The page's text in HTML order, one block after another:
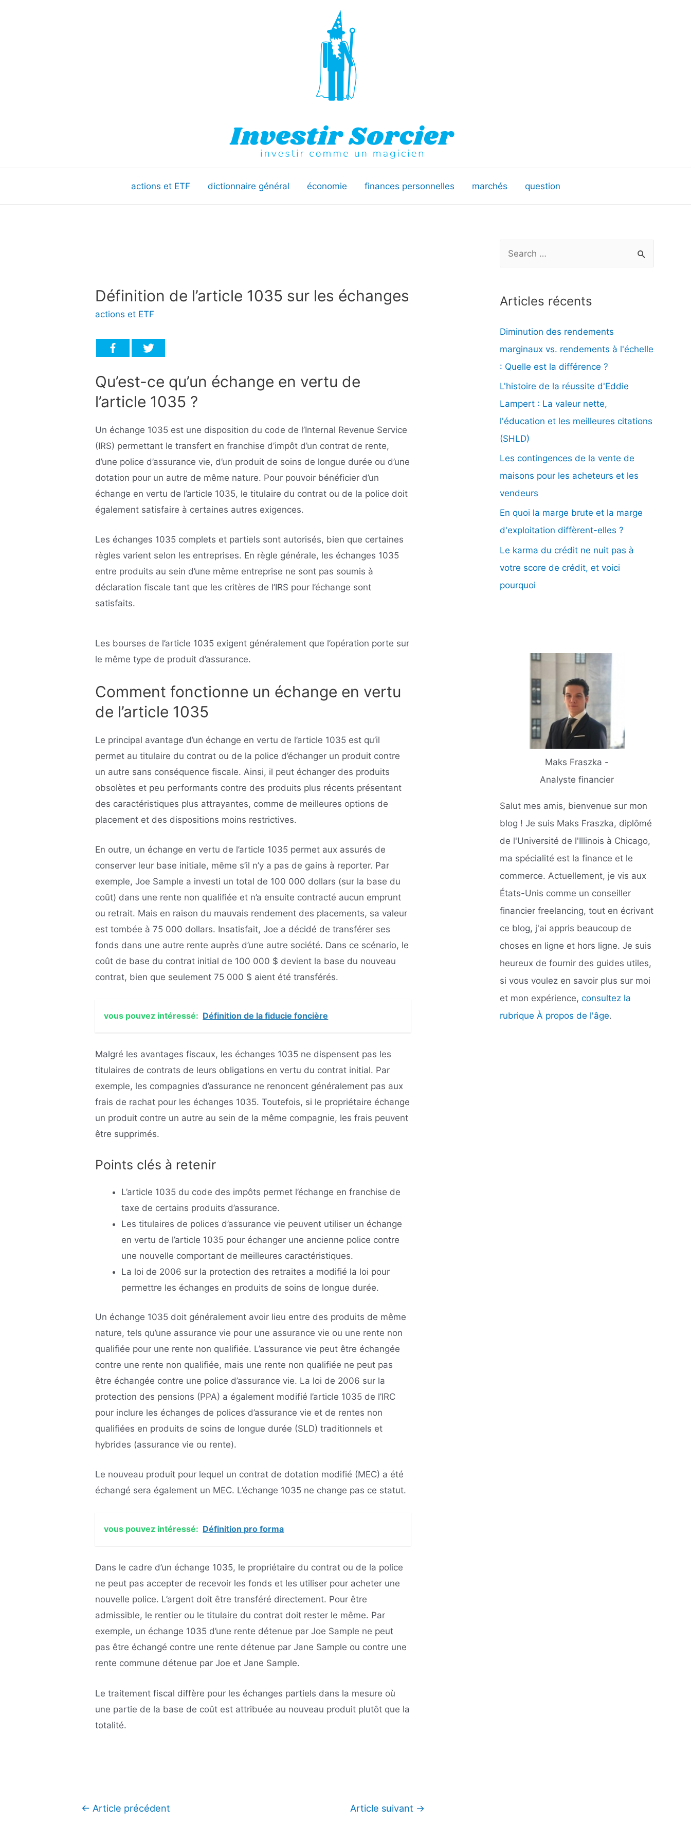
actions et ETF dictionnaire général économie finances personnelles marchés question
Définition de l’article 1035 sur les échanges
actions et ETF
Qu’est-ce qu’un échange en vertu de
l’article 1035 ?
Un échange 1035 est une disposition du code de l’Internal Revenue Service
(IRS) permettant le transfert en franchise d’impôt d’un contrat de rente,
d’une police d’assurance vie, d’un produit de soins de longue durée ou d’une
dotation pour un autre de même nature. Pour pouvoir bénéficier d’un
échange en vertu de l’article 1035, le titulaire du contrat ou de la police doit
également satisfaire à certaines autres exigences.
Les échanges 1035 complets et partiels sont autorisés, bien que certaines
règles varient selon les entreprises. En règle générale, les échanges 1035
entre produits au sein d’une même entreprise ne sont pas soumis à
déclaration fiscale tant que les critères de l’IRS pour l’échange sont
satisfaits.
Les bourses de l’article 1035 exigent généralement que l’opération porte sur
le même type de produit d’assurance.
Comment fonctionne un échange en vertu
de l’article 1035
Le principal avantage d’un échange en vertu de l’article 1035 est qu’il
permet au titulaire du contrat ou de la police d’échanger un produit contre
un autre sans conséquence fiscale. Ainsi, il peut échanger des produits
obsolètes et peu performants contre des produits plus récents présentant
des caractéristiques plus attrayantes, comme de meilleures options de
placement et des dispositions moins restrictives.
En outre, un échange en vertu de l’article 1035 permet aux assurés de
conserver leur base initiale, même s’il n’y a pas de gains à reporter. Par
exemple, Joe Sample a investi un total de 100 000 dollars (sur la base du
coût) dans une rente non qualifiée et n’a ensuite contracté aucun emprunt
ou retrait. Mais en raison du mauvais rendement des placements, sa valeur
est tombée à 75 000 dollars. Insatisfait, Joe a décidé de transférer ses
fonds dans une autre rente auprès d’une autre société. Dans ce scénario, le
coût de base du contrat initial de 100 000 $ devient la base du nouveau
contrat, bien que seulement 75 000 $ aient été transférés.
vous pouvez intéressé: Définition de la fiducie foncière
Malgré les avantages fiscaux, les échanges 1035 ne dispensent pas les
titulaires de contrats de leurs obligations en vertu du contrat initial. Par
exemple, les compagnies d’assurance ne renoncent généralement pas aux
frais de rachat pour les échanges 1035. Toutefois, si le propriétaire échange
un produit contre un autre au sein de la même compagnie, les frais peuvent
être supprimés.
Points clés à retenir
L’article 1035 du code des impôts permet l’échange en franchise de
taxe de certains produits d’assurance.
Les titulaires de polices d’assurance vie peuvent utiliser un échange
en vertu de l’article 1035 pour échanger une ancienne police contre
une nouvelle comportant de meilleures caractéristiques.
La loi de 2006 sur la protection des retraites a modifié la loi pour
permettre les échanges en produits de soins de longue durée.
Un échange 1035 doit généralement avoir lieu entre des produits de même
nature, tels qu’une assurance vie pour une assurance vie ou une rente non
qualifiée pour une rente non qualifiée. L’assurance vie peut être échangée
contre une rente non qualifiée, mais une rente non qualifiée ne peut pas
être échangée contre une police d’assurance vie. La loi de 2006 sur la
protection des pensions (PPA) a également modifié l’article 1035 de l’IRC
pour inclure les échanges de polices d’assurance vie et de rentes non
qualifiées en produits de soins de longue durée (SLD) traditionnels et
hybrides (assurance vie ou rente).
Le nouveau produit pour lequel un contrat de dotation modifié (MEC) a été
échangé sera également un MEC. L’échange 1035 ne change pas ce statut.
vous pouvez intéressé: Définition pro forma
Dans le cadre d’un échange 1035, le propriétaire du contrat ou de la police
ne peut pas accepter de recevoir les fonds et les utiliser pour acheter une
nouvelle police. L’argent doit être transféré directement. Pour être
admissible, le rentier ou le titulaire du contrat doit rester le même. Par
exemple, un échange 1035 d’une rente détenue par Joe Sample ne peut
pas être échangé contre une rente détenue par Jane Sample ou contre une
rente commune détenue par Joe et Jane Sample.
Le traitement fiscal diffère pour les échanges partiels dans la mesure où
une partie de la base de coût est attribuée au nouveau produit plutôt que la
totalité.
Navigation
← Article précédent Article suivant →
h
r
c
h
e
r
:
Articles récents
Diminution des rendements
marginaux vs. rendements à l'échelle
: Quelle est la différence ?
L'histoire de la réussite d'Eddie
Lampert : La valeur nette,
l'éducation et les meilleures citations
(SHLD)
Les contingences de la vente de
maisons pour les acheteurs et les
vendeurs
En quoi la marge brute et la marge
d'exploitation diffèrent-elles ?
Le karma du crédit ne nuit pas à
votre score de crédit, et voici
pourquoi
Maks Fraszka -
Analyste financier
Salut mes amis, bienvenue sur mon
blog ! Je suis Maks Fraszka, diplômé
de l'Université de l'Illinois à Chicago,
ma spécialité est la finance et le
commerce. Actuellement, je vis aux
États-Unis comme un conseiller
financier freelancing, tout en écrivant
ce blog, j'ai appris beaucoup de
choses en ligne et hors ligne. Je suis
heureux de fournir des guides utiles,
si vous voulez en savoir plus sur moi
et mon expérience, consultez la
rubrique À propos de l'âge.